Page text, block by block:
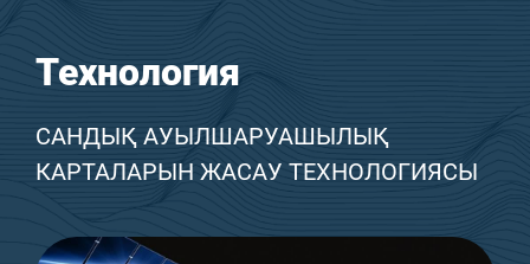
Технология
САНДЫҚ АУЫЛШАРУАШЫЛЫҚ
КАРТАЛАРЫН ЖАСАУ ТЕХНОЛОГИЯСЫ